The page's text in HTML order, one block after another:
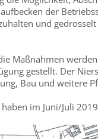
der
und
Maßnahmen
gestellt. Der
Bau und weitere
im Juni/Juli